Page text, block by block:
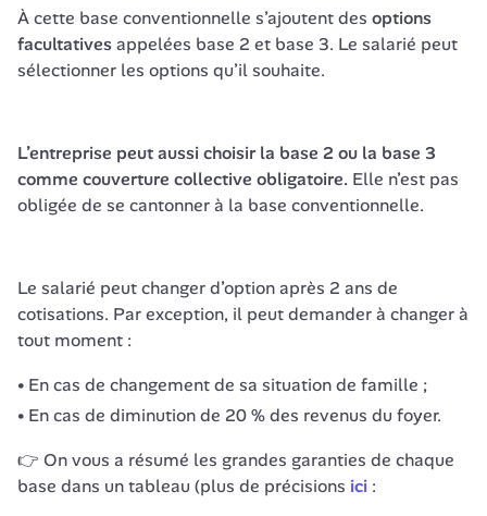
À cette base conventionnelle s’ajoutent des options
facultatives appelées base 2 et base 3. Le salarié peut
sélectionner les options qu’il souhaite.
L’entreprise peut aussi choisir la base 2 ou la base 3
comme couverture collective obligatoire. Elle n’est pas
obligée de se cantonner à la base conventionnelle.
Le salarié peut changer d’option après 2 ans de
cotisations. Par exception, il peut demander à changer à
tout moment :
En cas de changement de sa situation de famille ;
En cas de diminution de 20 % des revenus du foyer.
👉 On vous a résumé les grandes garanties de chaque
base dans un tableau (plus de précisions ici :